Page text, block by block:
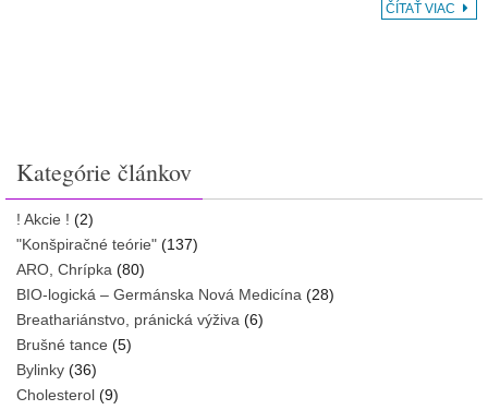
ČÍTAŤ VIAC
Kategórie článkov
! Akcie ! (2)
"Konšpiračné teórie" (137)
ARO, Chrípka (80)
BIO-logická – Germánska Nová Medicína (28)
Breathariánstvo, pránická výživa (6)
Brušné tance (5)
Bylinky (36)
Cholesterol (9)